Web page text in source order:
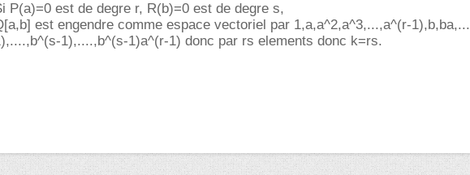
P(a)=0 est de degre r, R(b)=0 est de degre s,
est engendre comme espace vectoriel par 1,a,a^2,a^3,...,a^(r-
1),....,b^(s-1)a^(r-1) donc par rs elements donc k=rs.